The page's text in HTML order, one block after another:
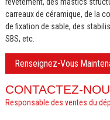
revêtement, des mastics
carreaux de céramique, de la
de fixation de sable, des
SBS, etc.
Renseignez-Vous
CONTACTEZ-
Responsable des ventes du